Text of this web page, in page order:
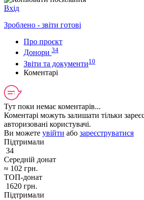
Вхід
Зроблено - звіти готові
Про проєкт
Донори 34
Звіти та документи10
Коментарі
Тут поки немає коментарів...
Коментарі можуть залишати тільки
авторизовані користувачі.
Ви можете увійти або зареєструватися
Підтримали
34
Середній донат
≈ 102 грн.
ТОП-донат
1620 грн.
Підтримали